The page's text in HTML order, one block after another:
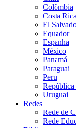
Colômbia
Costa Rica
El
Equador
Espanha
México
Panamá
Paraguai
Peru
Uruguai
Redes
Rede de
Rede